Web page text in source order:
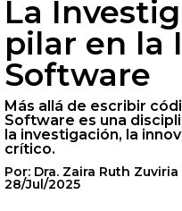
La
pilar en la
Software
Más allá de escribir
Software es una
la investigación, la
crítico.
Por: Dra. Zaira Ruth
28/Jul/2025